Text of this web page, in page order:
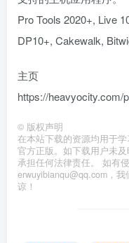
Pro Tools 2020+, Live
DP10+, Cakewalk,
主页
https://heavyocity.com/
© 版权声明
在本站下载的资源均用于
官方正版。如下载用户未
承担任何法律责任。 如有
erwuyibianqu@qq.com，
谅！